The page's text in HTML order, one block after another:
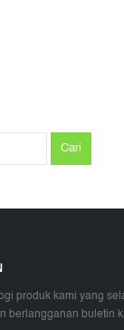
Cari
produk kami yang
berlangganan buletin